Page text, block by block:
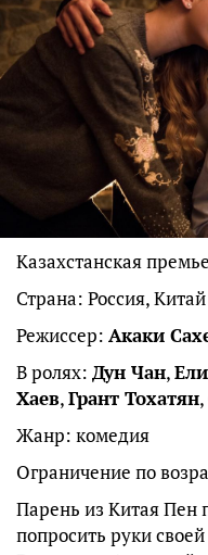
Казахстанская
Страна: Россия, Китай
Режиссер: Акаки
В ролях: Дун Чан,
Хаев,Грант Тохатян,
Жанр: комедия
Ограничение по
Парень из Китая Пен
попросить руки